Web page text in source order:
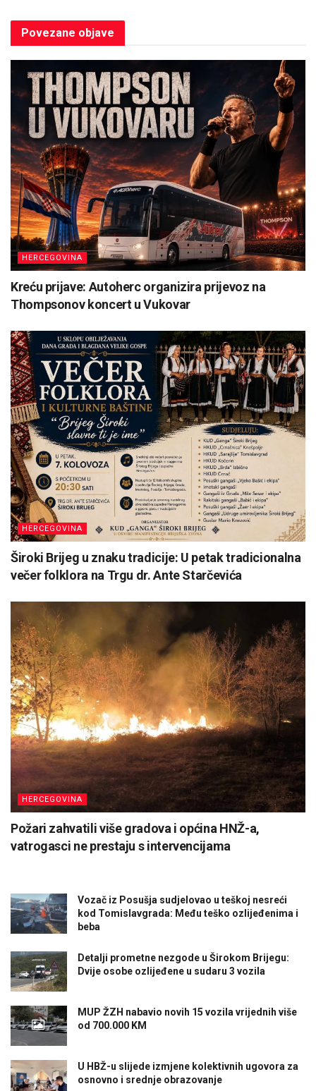
Povezane objave
HERCEGOVINA
Kreću prijave: Autoherc organizira prijevoz na
Thompsonov koncert u Vukovar
HERCEGOVINA
Široki Brijeg u znaku tradicije: U petak tradicionalna
večer folklora na Trgu dr. Ante Starčevića
HERCEGOVINA
Požari zahvatili više gradova i općina HNŽ-a,
vatrogasci ne prestaju s intervencijama
Vozač iz Posušja sudjelovao u teškoj nesreći
kod Tomislavgrada: Među teško ozlijeđenima i
beba
Detalji prometne nezgode u Širokom Brijegu:
Dvije osobe ozlijeđene u sudaru 3 vozila
MUP ŽZH nabavio novih 15 vozila vrijednih više
od 700.000 KM
U HBŽ-u slijede izmjene kolektivnih ugovora za
osnovno i srednje obrazovanje